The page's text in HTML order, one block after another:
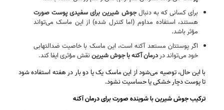
برای کسانی که به دنبالجوش شیرین برای سفیدی پوست صورت
هستند، استفاده مداوم (اما کنترل‌ شده) از این ماسک می‌تواند
مؤثر باشد.
اگر پوستتان مستعد آکنه است، این ماسک با خاصیت ضدالتهابی
خود می‌تواند دردرمان آکنه با جوش شیریننقش مؤثری ایفا کند.
با این حال، توصیه می‌شود از این ماسک یک یا دو بار در هفته استفاده شود
تا پوست دچار خشکی یا حساسیت نشود.
ترکیب جوش شیرین با شوینده صورت برای درمان آکنه